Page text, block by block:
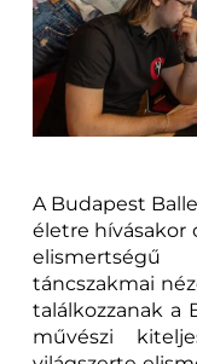
A Budapest
életre
elismertségű
táncszakmai
találkozzanak a
művészi